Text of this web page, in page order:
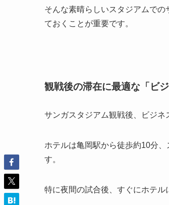
そんな素晴らしいスタジアムで
ておくことが重要です。
観戦後の滞在に最適な「ビ
サンガスタジアム観戦後、ビジネ
ホテルは亀岡駅から徒歩約10分
す。
特に夜間の試合後、すぐにホテル